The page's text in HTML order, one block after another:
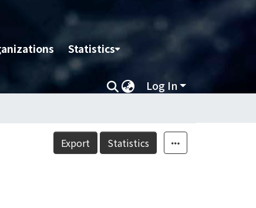
Statistics
Log In
Export Statistics